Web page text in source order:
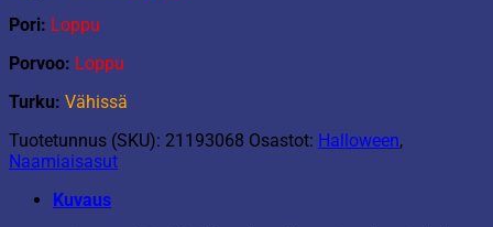
Pori: Loppu
Porvoo: Loppu
Turku: Vähissä
Tuotetunnus (SKU): 21193068 Osastot: Halloween,
Naamiaisasut
Kuvaus